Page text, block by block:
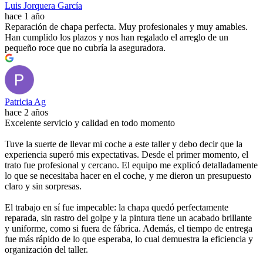
Luis Jorquera García
hace 1 año
Reparación de chapa perfecta. Muy profesionales y muy amables.
Han cumplido los plazos y nos han regalado el arreglo de un
pequeño roce que no cubría la aseguradora.
Patricia Ag
hace 2 años
Excelente servicio y calidad en todo momento
Tuve la suerte de llevar mi coche a este taller y debo decir que la
experiencia superó mis expectativas. Desde el primer momento, el
trato fue profesional y cercano. El equipo me explicó detalladamente
lo que se necesitaba hacer en el coche, y me dieron un presupuesto
claro y sin sorpresas.
El trabajo en sí fue impecable: la chapa quedó perfectamente
reparada, sin rastro del golpe y la pintura tiene un acabado brillante
y uniforme, como si fuera de fábrica. Además, el tiempo de entrega
fue más rápido de lo que esperaba, lo cual demuestra la eficiencia y
organización del taller.